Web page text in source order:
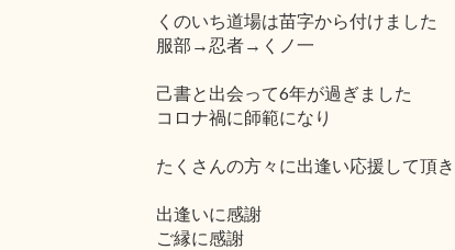
くのいち道場は苗字から付けました
服部→忍者→くノ一
己書と出会って6年が過ぎました
コロナ禍に師範になり
たくさんの方々に出逢い応援して頂き
出逢いに感謝
ご縁に感謝